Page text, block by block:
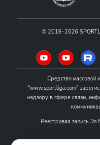
© 2018–2026
Средство массовой
"www.sportliga.com"
надзору в сфере связи,
Реестровая запись
Название